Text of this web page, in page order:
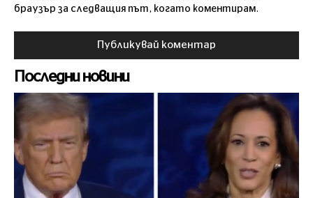
браузър за следващия път, когато коментирам.
Последни новини